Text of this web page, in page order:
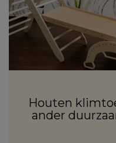
Houten
ander